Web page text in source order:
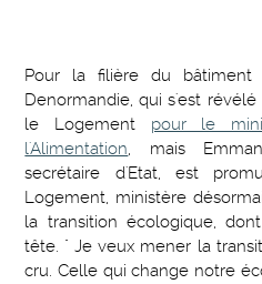
Pour la filière du bâtiment
Denormandie, qui s'est
le Logement pour le
l'Alimentation, mais
secrétaire d'Etat, est
Logement, ministère
la transition écologique,
tête. " Je veux mener la
cru. Celle qui change notre